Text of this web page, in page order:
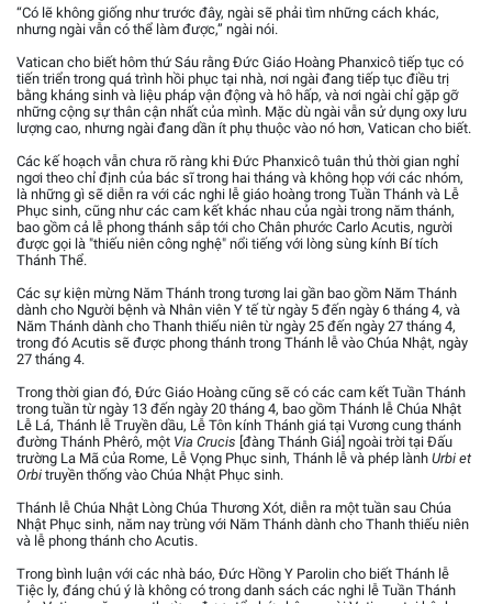
“Có lẽ không giống như trước đây, ngài sẽ phải tìm những cách khác,
nhưng ngài vẫn có thể làm được,” ngài nói.
Vatican cho biết hôm thứ Sáu rằng Đức Giáo Hoàng Phanxicô tiếp tục có
tiến triển trong quá trình hồi phục tại nhà, nơi ngài đang tiếp tục điều trị
bằng kháng sinh và liệu pháp vận động và hô hấp, và nơi ngài chỉ gặp gỡ
những cộng sự thân cận nhất của mình. Mặc dù ngài vẫn sử dụng oxy lưu
lượng cao, nhưng ngài đang dần ít phụ thuộc vào nó hơn, Vatican cho biết.
Các kế hoạch vẫn chưa rõ ràng khi Đức Phanxicô tuân thủ thời gian nghỉ
ngơi theo chỉ định của bác sĩ trong hai tháng và không họp với các nhóm,
là những gì sẽ diễn ra với các nghi lễ giáo hoàng trong Tuần Thánh và Lễ
Phục sinh, cũng như các cam kết khác nhau của ngài trong năm thánh,
bao gồm cả lễ phong thánh sắp tới cho Chân phước Carlo Acutis, người
được gọi là "thiếu niên công nghệ" nổi tiếng với lòng sùng kính Bí tích
Thánh Thể.
Các sự kiện mừng Năm Thánh trong tương lai gần bao gồm Năm Thánh
dành cho Người bệnh và Nhân viên Y tế từ ngày 5 đến ngày 6 tháng 4, và
Năm Thánh dành cho Thanh thiếu niên từ ngày 25 đến ngày 27 tháng 4,
trong đó Acutis sẽ được phong thánh trong Thánh lễ vào Chúa Nhật, ngày
27 tháng 4.
Trong thời gian đó, Đức Giáo Hoàng cũng sẽ có các cam kết Tuần Thánh
trong tuần từ ngày 13 đến ngày 20 tháng 4, bao gồm Thánh lễ Chúa Nhật
Lễ Lá, Thánh lễ Truyền dầu, Lễ Tôn kính Thánh giá tại Vương cung thánh
đường Thánh Phêrô, một Via Crucis [đàng Thánh Giá] ngoài trời tại Đấu
trường La Mã của Rome, Lễ Vọng Phục sinh, Thánh lễ và phép lành Urbi et
Orbi truyền thống vào Chúa Nhật Phục sinh.
Thánh lễ Chúa Nhật Lòng Chúa Thương Xót, diễn ra một tuần sau Chúa
Nhật Phục sinh, năm nay trùng với Năm Thánh dành cho Thanh thiếu niên
và lễ phong thánh cho Acutis.
Trong bình luận với các nhà báo, Đức Hồng Y Parolin cho biết Thánh lễ
Tiệc ly, đáng chú ý là không có trong danh sách các nghi lễ Tuần Thánh